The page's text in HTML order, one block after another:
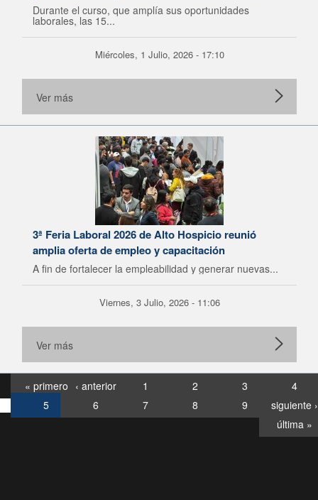
Durante el curso, que amplía sus oportunidades
laborales, las 15...
Miércoles, 1 Julio, 2026 - 17:10
Ver más
3ª Feria Laboral 2026 de Alto Hospicio reunió
amplia oferta de empleo y capacitación
A fin de fortalecer la empleabilidad y generar nuevas...
Viernes, 3 Julio, 2026 - 11:06
Ver más
« primero ‹ anterior 1 2 3
4
5
6 7 8 9
siguiente ›
última »